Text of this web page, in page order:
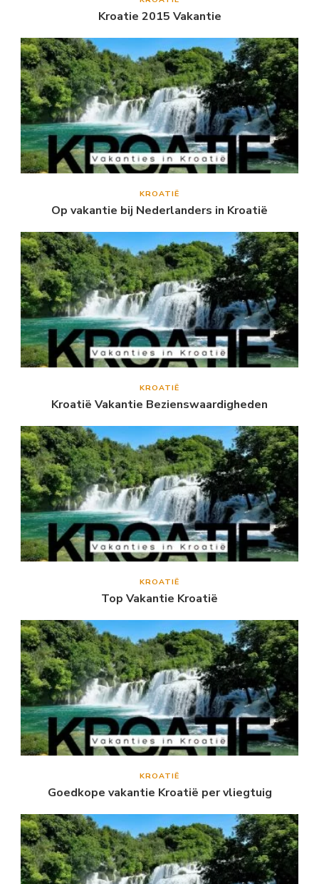
Kroatie 2015 Vakantie
KROATIË
Op vakantie bij Nederlanders in Kroatië
KROATIË
Kroatië Vakantie Bezienswaardigheden
KROATIË
Top Vakantie Kroatië
KROATIË
Goedkope vakantie Kroatië per vliegtuig